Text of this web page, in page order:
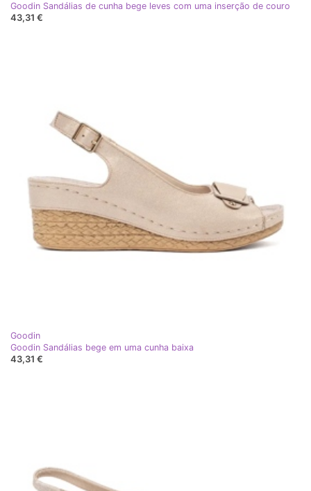
Goodin Sandálias de cunha bege leves com uma inserção de couro
43,31 €
Goodin
Goodin Sandálias bege em uma cunha baixa
43,31 €